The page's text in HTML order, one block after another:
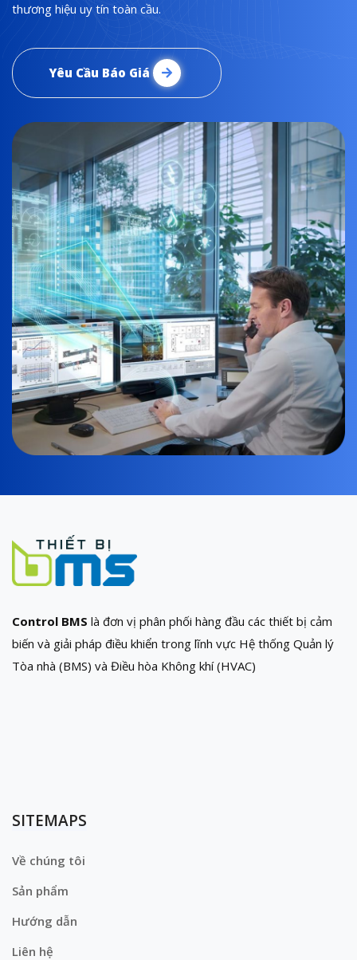
thương hiệu uy tín toàn cầu.
Yêu Cầu Báo Giá
Control BMS là đơn vị phân phối hàng đầu các thiết bị cảm
biến và giải pháp điều khiển trong lĩnh vực Hệ thống Quản lý
Tòa nhà (BMS) và Điều hòa Không khí (HVAC)
SITEMAPS
Về chúng tôi
Sản phẩm
Hướng dẫn
Liên hệ